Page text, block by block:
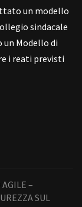
un modello
sindacale
Modello di
i reati previsti
–
SUL